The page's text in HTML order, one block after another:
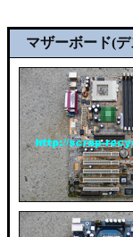
マザーボード(